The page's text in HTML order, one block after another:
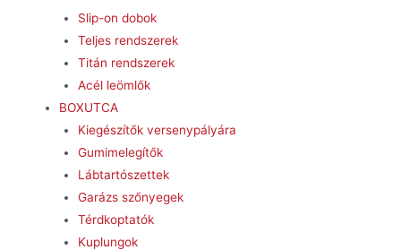
Slip-on dobok
Teljes rendszerek
Titán rendszerek
Acél leömlők
BOXUTCA
Kiegészítők versenypályára
Gumimelegítők
Lábtartószettek
Garázs szőnyegek
Térdkoptatók
Kuplungok